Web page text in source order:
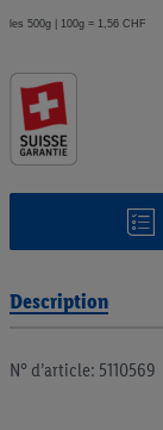
les 500g | 100g = 1,56 CHF
Description
N° d’article: 5110569